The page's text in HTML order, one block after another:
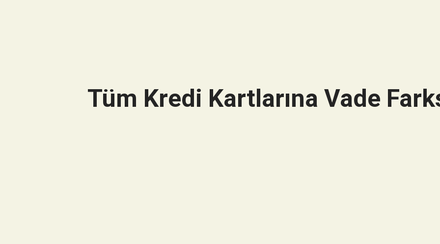
Tüm Kredi Kartlarına Vade